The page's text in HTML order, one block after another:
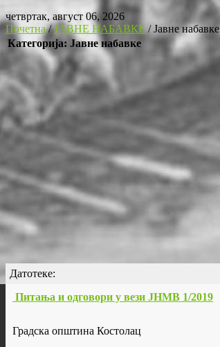
четвртак, август 06, 2026
Почетна/ЈАВНЕ НАБАВКЕ/Јавне набавке
Категорија: Јавне набавке
Датотеке:
Питања и одговори у вези ЈНМВ 1/2019
Градска општина Костолац